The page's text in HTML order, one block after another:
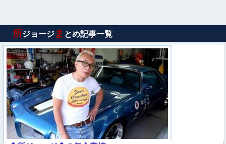
所ジョージま とめ記事一覧